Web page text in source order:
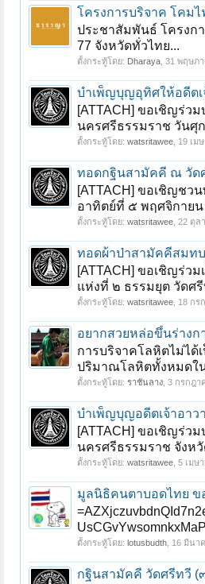
โครงการบริจาค โคมไ
ประชาสัมพันธ์ โครงก
77 จังหวัดทั่วไทย...
ตั้งกระทู้โดย: Dharaya 31 พฤษภ
บำเพ็ญบุญอุทิศให้อดีต
[ATTACH] ขอเชิญร่ว
นครศรีธรรมราช วันศุ
ตั้งกระทู้โดย: watsritawee 19 เม
ทอดกฐินสามัคคี ณ วัด
[ATTACH] ขอเชิญชว
อาทิตย์ที่ ๕ พฤศจิกาย
ตั้งกระทู้โดย: watsritawee 22 ตุล
ทอดผ้าป่าสามัคคีสมท
[ATTACH] ขอเชิญร่ว
แห่งที่ ๒ ธรรมยุต วัดศรี
ตั้งกระทู้โดย: watsritawee 18 กร
อยากสวยหล่อขึ้นร่าง
การบริจาคโลหิตไม่ได้
ปริมาณโลหิตทั้งหมดใน
ตั้งกระทู้โดย: ราชันลาง 3 กรกฎา
บำเพ็ญบุญอดีตเจ้าอาว
[ATTACH] ขอเชิญร่ว
นครศรีธรรมราช จังห
ตั้งกระทู้โดย: watsritawee 5 เมษ
มูลนิธิคนตาบอดไทย ข
ตั้งกระทู้โดย: lotusbudth 16 มีนา
กฐินสามัคคี วัดศรีทวี (